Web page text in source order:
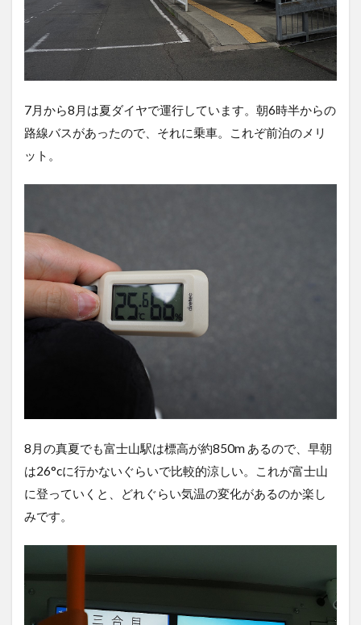
7月から8月は夏ダイヤで運行しています。朝6時半からの
路線バスがあったので、それに乗車。これぞ前泊のメリ
ット。
8月の真夏でも富士山駅は標高が約850m あるので、早朝
は26°cに行かないぐらいで比較的涼しい。これが富士山
に登っていくと、どれぐらい気温の変化があるのか楽し
みです。